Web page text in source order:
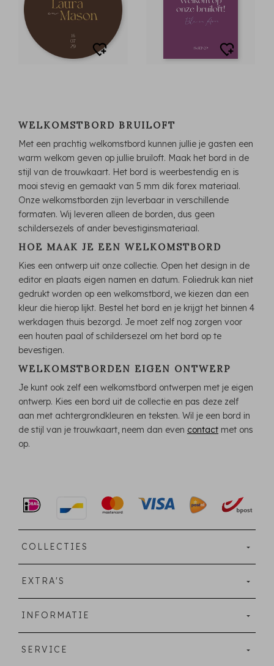
WELKOMSTBORD BRUILOFT
Met een prachtig welkomstbord kunnen jullie je gasten een
warm welkom geven op jullie bruiloft. Maak het bord in de
stijl van de trouwkaart. Het bord is weerbestendig en is
mooi stevig en gemaakt van 5 mm dik forex materiaal.
Onze welkomstborden zijn leverbaar in verschillende
formaten. Wij leveren alleen de borden, dus geen
schildersezels of ander bevestiginsmateriaal.
HOE MAAK JE EEN WELKOMSTBORD
Kies een ontwerp uit onze collectie. Open het design in de
editor en plaats eigen namen en datum. Foliedruk kan niet
gedrukt worden op een welkomstbord, we kiezen dan een
kleur die hierop lijkt. Bestel het bord en je krijgt het binnen 4
werkdagen thuis bezorgd. Je moet zelf nog zorgen voor
een houten paal of schildersezel om het bord op te
bevestigen.
WELKOMSTBORDEN EIGEN ONTWERP
Je kunt ook zelf een welkomstbord ontwerpen met je eigen
ontwerp. Kies een bord uit de collectie en pas deze zelf
aan met achtergrondkleuren en teksten. Wil je een bord in
de stijl van je trouwkaart, neem dan even contact met ons
op.
COLLECTIES
EXTRA'S
INFORMATIE
SERVICE